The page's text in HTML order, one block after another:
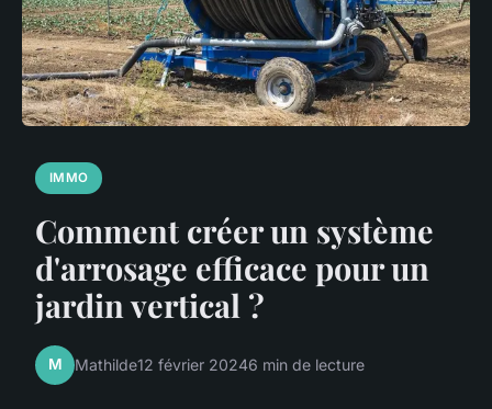
IMMO
Comment créer un système
d'arrosage efficace pour un
jardin vertical ?
M Mathilde12 février 20246 min de lecture